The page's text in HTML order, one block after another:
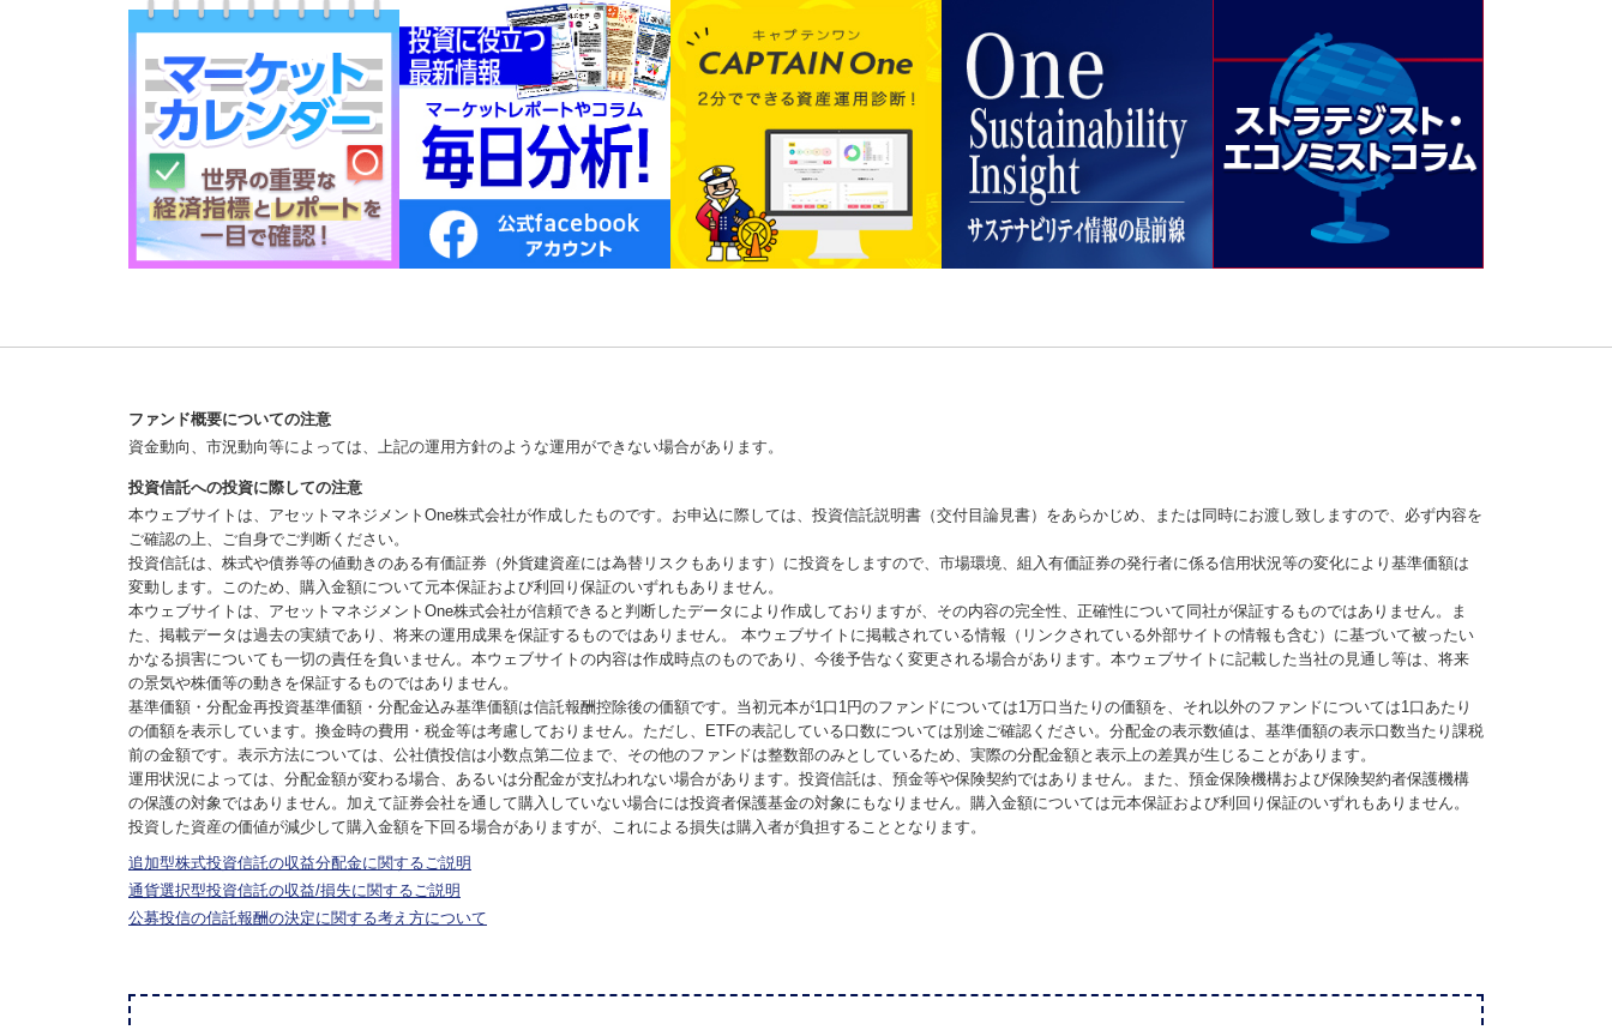
ファンド概要についての注意
資金動向、市況動向等によっては、上記の運用方針のような運用ができない場合があります。
投資信託への投資に際しての注意
本ウェブサイトは、アセットマネジメントOne株式会社が作成したものです。お申込に際しては、投資信託説明書（交付目論見書）をあらかじめ、または同時にお渡し致しますので、必ず内容を
ご確認の上、ご自身でご判断ください。
投資信託は、株式や債券等の値動きのある有価証券（外貨建資産には為替リスクもあります）に投資をしますので、市場環境、組入有価証券の発行者に係る信用状況等の変化により基準価額は
変動します。このため、購入金額について元本保証および利回り保証のいずれもありません。
本ウェブサイトは、アセットマネジメントOne株式会社が信頼できると判断したデータにより作成しておりますが、その内容の完全性、正確性について同社が保証するものではありません。ま
た、掲載データは過去の実績であり、将来の運用成果を保証するものではありません。 本ウェブサイトに掲載されている情報（リンクされている外部サイトの情報も含む）に基づいて被ったい
かなる損害についても一切の責任を負いません。本ウェブサイトの内容は作成時点のものであり、今後予告なく変更される場合があります。本ウェブサイトに記載した当社の見通し等は、将来
の景気や株価等の動きを保証するものではありません。
基準価額・分配金再投資基準価額・分配金込み基準価額は信託報酬控除後の価額です。当初元本が1口1円のファンドについては1万口当たりの価額を、それ以外のファンドについては1口あたり
の価額を表示しています。換金時の費用・税金等は考慮しておりません。ただし、ETFの表記している口数については別途ご確認ください。分配金の表示数値は、基準価額の表示口数当たり課税
前の金額です。表示方法については、公社債投信は小数点第二位まで、その他のファンドは整数部のみとしているため、実際の分配金額と表示上の差異が生じることがあります。
運用状況によっては、分配金額が変わる場合、あるいは分配金が支払われない場合があります。投資信託は、預金等や保険契約ではありません。また、預金保険機構および保険契約者保護機構
の保護の対象ではありません。加えて証券会社を通して購入していない場合には投資者保護基金の対象にもなりません。購入金額については元本保証および利回り保証のいずれもありません。
投資した資産の価値が減少して購入金額を下回る場合がありますが、これによる損失は購入者が負担することとなります。
追加型株式投資信託の収益分配金に関するご説明
通貨選択型投資信託の収益/損失に関するご説明
公募投信の信託報酬の決定に関する考え方について